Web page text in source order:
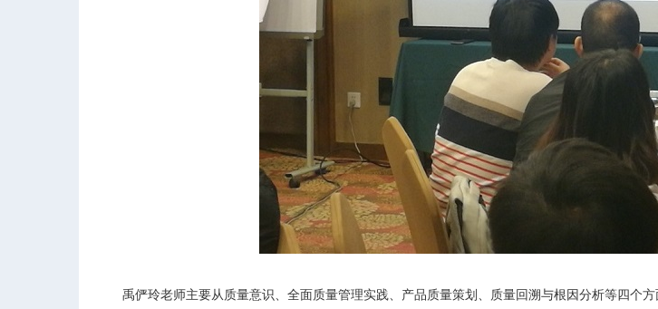
禹俨玲老师主要从质量意识、全面质量管理实践、产品质量策划、质量回溯与根因分析等四个